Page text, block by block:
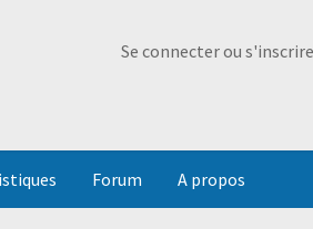
Se connecter ou s'inscrire
Forum A propos